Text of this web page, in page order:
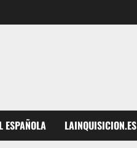
ESPAÑOLA LAINQUISICION.ES